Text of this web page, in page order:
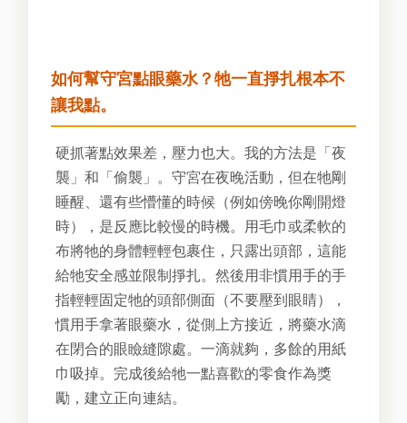
如何幫守宮點眼藥水？牠一直掙扎根本不
讓我點。
硬抓著點效果差，壓力也大。我的方法是「夜
襲」和「偷襲」。守宮在夜晚活動，但在牠剛
睡醒、還有些懵懂的時候（例如傍晚你剛開燈
時），是反應比較慢的時機。用毛巾或柔軟的
布將牠的身體輕輕包裹住，只露出頭部，這能
給牠安全感並限制掙扎。然後用非慣用手的手
指輕輕固定牠的頭部側面（不要壓到眼睛），
慣用手拿著眼藥水，從側上方接近，將藥水滴
在閉合的眼瞼縫隙處。一滴就夠，多餘的用紙
巾吸掉。完成後給牠一點喜歡的零食作為獎
勵，建立正向連結。